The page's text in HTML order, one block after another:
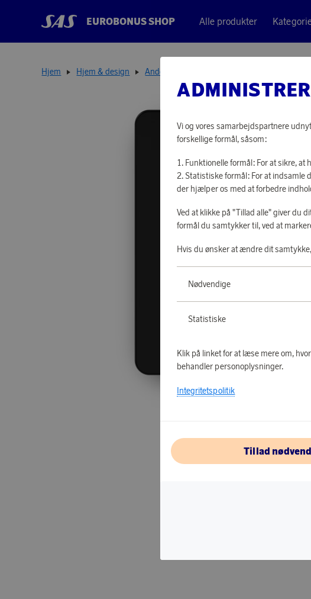
EUROBONUS SHOP Alle produkter
Hjem Hjem & design Andet indretning
Vi og vores samarbejdspartnere
forskellige formål, såsom:
Funktionelle formål: For at sikre,
Statistiske formål: For at indsamle
der hjælper os med at forbedre
Ved at klikke på "Tillad alle" giver du
formål du samtykker til, ved at
Hvis du ønsker at ændre dit
Nødvendige
Statistiske
Klik på linket for at læse mere om,
behandler personoplysninger.
Integritetspolitik
Tillad